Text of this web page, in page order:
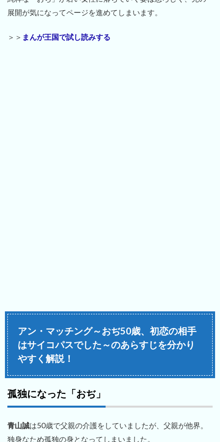
展開が気になってページを進めてしまいます。
＞＞ まんが王国で試し読みする
アン・マッチング～おぢ50歳、初恋の相手
はサイコパスでした～のあらすじを分かり
やすく解説！
孤独になった「おぢ」
青山誠は50歳で父親の介護をしていましたが、父親が他界。
独身なため孤独の身となってしまいました。